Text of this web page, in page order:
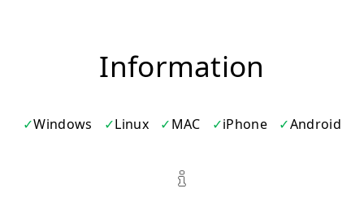
Information
Windows Linux MAC iPhone Android